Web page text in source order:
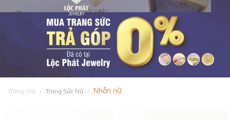
Trang chủ Trang Sức Nữ Nhẫn nữ